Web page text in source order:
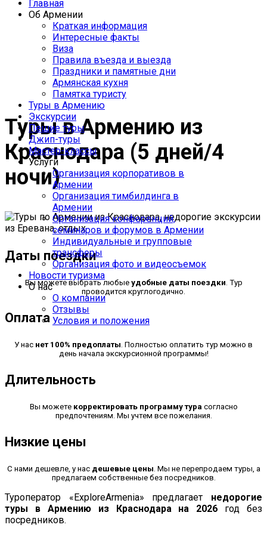
Главная
Об Армении
Краткая информация
Интересные факты
Виза
Правила въезда и выезда
Праздники и памятные дни
Армянская кухня
Памятка туристу
Туры в Армению
Экскурсии
Пешие туры
Джип-туры
Мастер-классы
Услуги
Организация корпоративов в
Армении
Организация тимбилдинга в
Армении
Организация конференций,
семинаров и форумов в Армении
Индивидуальные и групповые
трансферы
Организация фото и видеосъемок
Новости туризма
О нас
О компании
Отзывы
Условия и положения
Индивидуальные и
групповые туры в
Туры в Армению из
Краснодара (5 дней/4
ночи)
Даты поездки
Вы можете выбрать любые удобные даты поездки . Тур
проводится круглогодично.
Оплата
У нас нет 100% предоплаты . Полностью оплатить тур можно в
день начала экскурсионной программы!
Длительность
Вы можете корректировать программу тура согласно
предпочтениям. Мы учтем все пожелания.
Низкие цены
С нами дешевле, у нас дешевые цены . Мы не перепродаем туры, а
предлагаем собственные без посредников.
Туроператор «ExploreArmenia» предлагает недорогие
туры в Армению из Краснодара на 2026 год без
посредников.